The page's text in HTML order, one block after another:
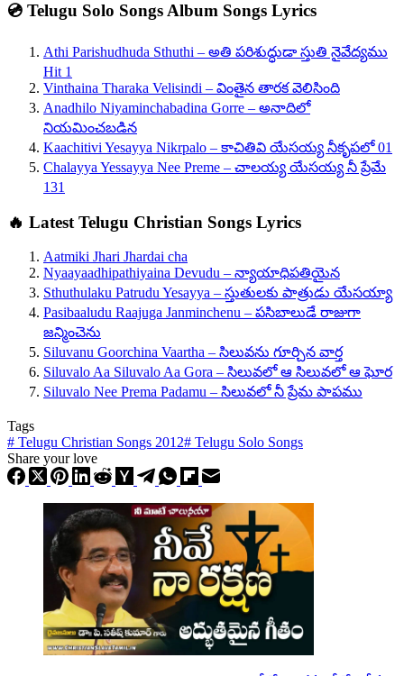
💿 Telugu Solo Songs Album Songs Lyrics
Athi Parishudhuda Sthuthi – అతి పరిశుద్ధుడా స్తుతి నైవేద్యము
Hit 1
Vinthaina Tharaka Velisindi – వింతైన తారక వెలిసింది
Anadhilo Niyaminchabadina Gorre – అనాదిలో
నియమించబడిన
Kaachitivi Yesayya Nikrpalo – కాచితివి యేసయ్య నీకృపలో 01
Chalayya Yessayya Nee Preme – చాలయ్య యేసయ్య నీ ప్రేమే
131
🔥 Latest Telugu Christian Songs Lyrics
Aatmiki Jhari Jhardai cha
Nyaayaadhipathiyaina Devudu – న్యాయాధిపతియైన
Sthuthulaku Patrudu Yesayya – స్తుతులకు పాత్రుడు యేసయ్యా
Pasibaaludu Raajuga Janminchenu – పసిబాలుడే రాజుగా
జన్మించెను
Siluvanu Goorchina Vaartha – సిలువను గూర్చిన వార్త
Siluvalo Aa Siluvalo Aa Gora – సిలువలో ఆ సిలువలో ఆ ఘోర
Siluvalo Nee Prema Padamu – సిలువలో నీ ప్రేమ పాపము
Tags
# Telugu Christian Songs 2012# Telugu Solo Songs
Share your love